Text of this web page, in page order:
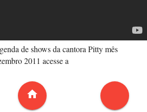
de shows da cantora Pitty mês
2011 acesse a